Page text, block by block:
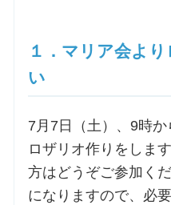
森田神父の講座
教区カテキスタの講座
三田助祭の講座
１．マリア会よ
い
7月7日（土）、9時
ロザリオ作りをしま
方はどうぞご参加く
になりますので、必